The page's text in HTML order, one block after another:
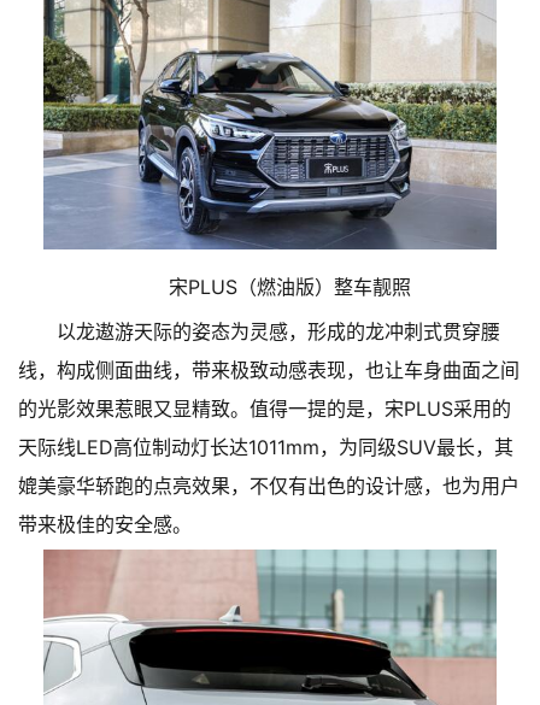
宋PLUS（燃油版）整车靓照
以龙遨游天际的姿态为灵感，形成的龙冲刺式贯穿腰
线，构成侧面曲线，带来极致动感表现，也让车身曲面之间
的光影效果惹眼又显精致。值得一提的是，宋PLUS采用的
天际线LED高位制动灯长达1011mm，为同级SUV最长，其
媲美豪华轿跑的点亮效果，不仅有出色的设计感，也为用户
带来极佳的安全感。